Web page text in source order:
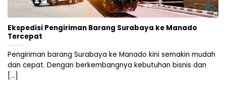
Ekspedisi Pengiriman Barang Surabaya ke Manado
Tercepat
Pengiriman barang Surabaya ke Manado kini semakin mudah
dan cepat. Dengan berkembangnya kebutuhan bisnis dan
[...]